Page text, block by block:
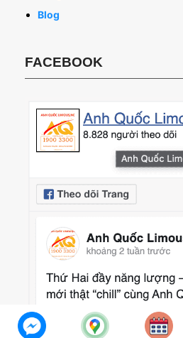
Blog
FACEBOOK